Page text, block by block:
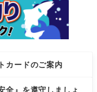
カードのご案内
全』を遵守しましょ